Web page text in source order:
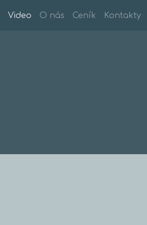
Video O nás Ceník Kontakty